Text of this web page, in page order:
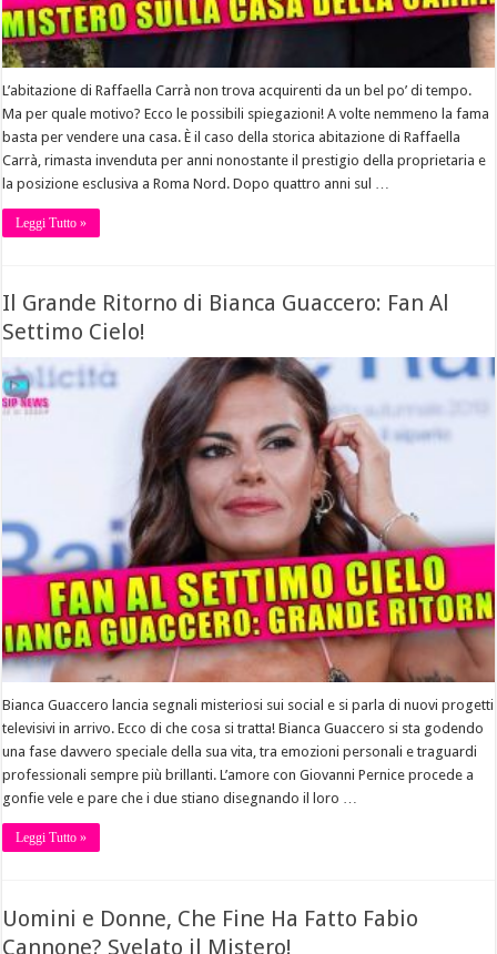
L’abitazione di Raffaella Carrà non trova acquirenti da un bel po’ di tempo.
Ma per quale motivo? Ecco le possibili spiegazioni! A volte nemmeno la fama
basta per vendere una casa. È il caso della storica abitazione di Raffaella
Carrà, rimasta invenduta per anni nonostante il prestigio della proprietaria e
la posizione esclusiva a Roma Nord. Dopo quattro anni sul …
Leggi Tutto »
Il Grande Ritorno di Bianca Guaccero: Fan Al
Settimo Cielo!
Bianca Guaccero lancia segnali misteriosi sui social e si parla di nuovi progetti
televisivi in arrivo. Ecco di che cosa si tratta! Bianca Guaccero si sta godendo
una fase davvero speciale della sua vita, tra emozioni personali e traguardi
professionali sempre più brillanti. L’amore con Giovanni Pernice procede a
gonfie vele e pare che i due stiano disegnando il loro …
Leggi Tutto »
Uomini e Donne, Che Fine Ha Fatto Fabio
Cannone? Svelato il Mistero!